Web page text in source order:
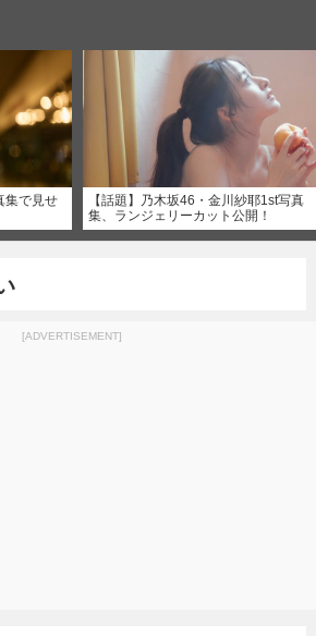
集で見せ
【話題】乃木坂46・金川紗耶1st写真
集、ランジェリーカット公開！
[ADVERTISEMENT]